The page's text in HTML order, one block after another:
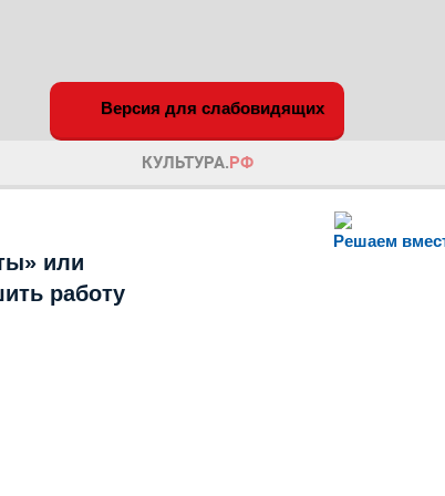
Версия для слабовидящих
Решаем
или
работу